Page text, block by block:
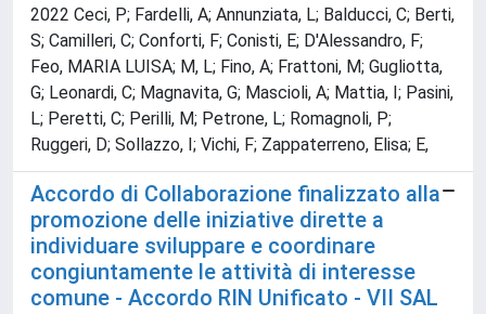
2022 Ceci, P; Fardelli, A; Annunziata, L; Balducci, C; Berti,
S; Camilleri, C; Conforti, F; Conisti, E; D'Alessandro, F;
Feo, MARIA LUISA; M, L; Fino, A; Frattoni, M; Gugliotta,
G; Leonardi, C; Magnavita, G; Mascioli, A; Mattia, I; Pasini,
L; Peretti, C; Perilli, M; Petrone, L; Romagnoli, P;
Ruggeri, D; Sollazzo, I; Vichi, F; Zappaterreno, Elisa; E,
Accordo di Collaborazione finalizzato alla
promozione delle iniziative dirette a
individuare sviluppare e coordinare
congiuntamente le attività di interesse
comune - Accordo RIN Unificato - VII SAL